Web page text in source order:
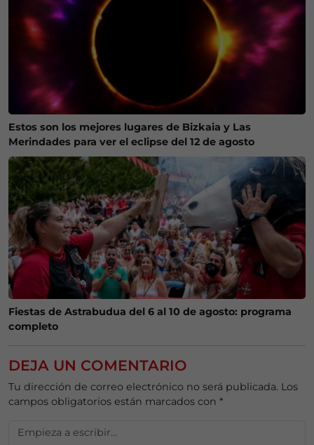
Estos son los mejores lugares de Bizkaia y Las
Merindades para ver el eclipse del 12 de agosto
Fiestas de Astrabudua del 6 al 10 de agosto: programa
completo
DEJA UN COMENTARIO
Tu dirección de correo electrónico no será publicada. Los
campos obligatorios están marcados con *